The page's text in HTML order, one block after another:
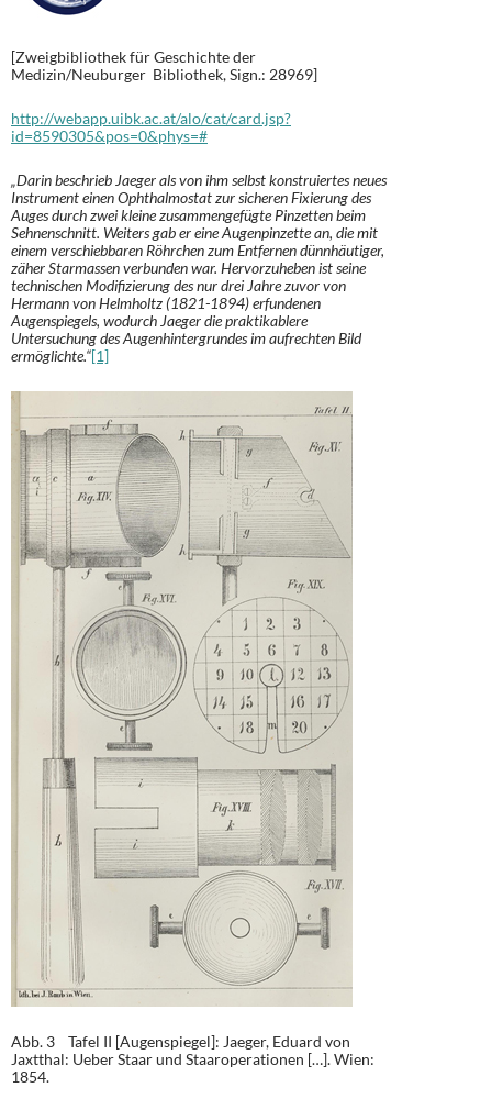
[Zweigbibliothek für Geschichte der
Medizin/Neuburger Bibliothek, Sign.: 28969]
http://webapp.uibk.ac.at/alo/cat/card.jsp?
id=8590305&pos=0&phys=#
„Darin beschrieb Jaeger als von ihm selbst konstruiertes neues
Instrument einen Ophthalmostat zur sicheren Fixierung des
Auges durch zwei kleine zusammengefügte Pinzetten beim
Sehnenschnitt. Weiters gab er eine Augenpinzette an, die mit
einem verschiebbaren Röhrchen zum Entfernen dünnhäutiger,
zäher Starmassen verbunden war. Hervorzuheben ist seine
technischen Modifizierung des nur drei Jahre zuvor von
Hermann von Helmholtz (1821-1894) erfundenen
Augenspiegels, wodurch Jaeger die praktikablere
Untersuchung des Augenhintergrundes im aufrechten Bild
ermöglichte.“[1]
Abb. 3 Tafel II [Augenspiegel]: Jaeger, Eduard von
Jaxtthal: Ueber Staar und Staaroperationen […]. Wien:
1854.